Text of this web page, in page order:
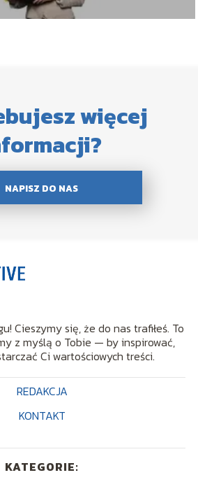
więcej
NAPISZ DO NAS
Cieszymy się, że do nas trafiłeś. To
z myślą o Tobie — by inspirować,
Ci wartościowych treści.
REDAKCJA
KONTAKT
KATEGORIE: